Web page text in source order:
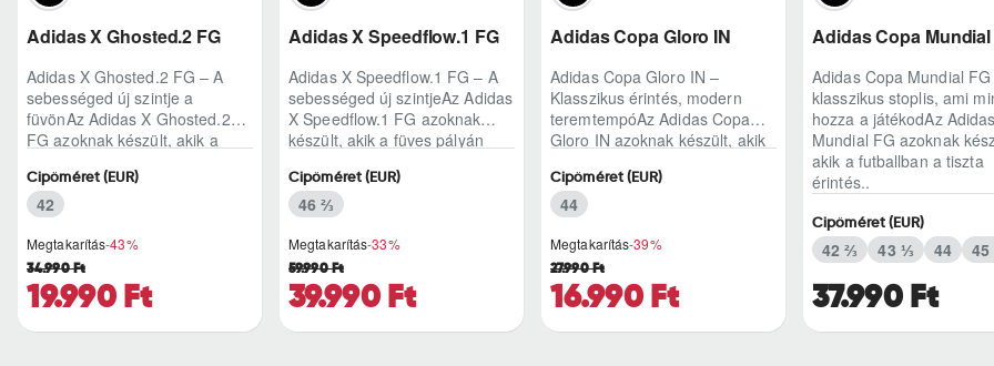
Adidas X Ghosted.2 FG
Adidas X Ghosted.2 FG – A
sebességed új szintje a
füvönAz Adidas X Ghosted.2
FG azoknak készült, akik a
pillanataiban is azonnal r..
Megtakarítás-43%
19.990 Ft
34.990 Ft
Cipőméret (EUR)
42
Adidas X Speedflow.1 FG
Adidas X Speedflow.1 FG – A
sebességed új szintjeAz Adidas
X Speedflow.1 FG azoknak
készült, akik a füves pályán
ritmust diktál..
Megtakarítás-33%
39.990 Ft
59.990 Ft
Cipőméret (EUR)
46 ⅔
Adidas Copa Gloro IN
Adidas Copa Gloro IN –
Klasszikus érintés, modern
teremtempóAz Adidas Copa
Gloro IN azoknak készült, akik
természetes lab..
Megtakarítás-39%
16.990 Ft
27.990 Ft
Cipőméret (EUR)
44
Adidas Copa Mundial
Adidas Copa Mundial
klasszikus stoplis, ami
hozza a játékodAz
Mundial FG azoknak
akik a futballban a tiszta
érintés..
37.990 Ft
Cipőméret (EUR)
42 ⅔ 43 ⅓ 44